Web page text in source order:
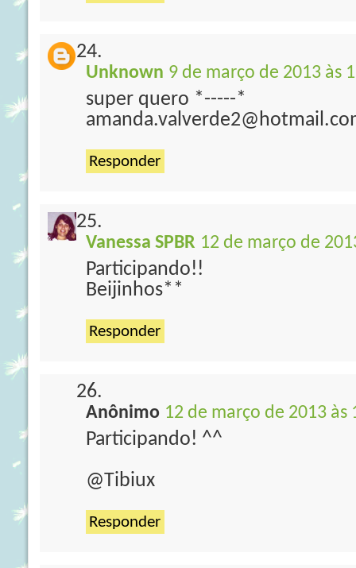
Unknown 9 de março de 2013 às
super quero *-----*
Responder
Vanessa SPBR 12 de março de
Participando!!
Beijinhos**
Responder
Anônimo 12 de março de 2013 às
Participando! ^^
@Tibiux
Responder